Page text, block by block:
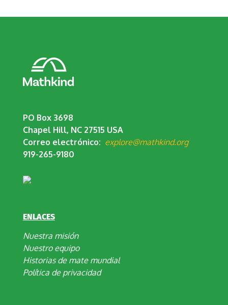
PO Box 3698
Chapel Hill, NC 27515 USA
Correo electrónico: explore@mathkind.org
919-265-9180
ENLACES
Nuestra misión
Nuestro equipo
Historias de mate mundial
Política de privacidad